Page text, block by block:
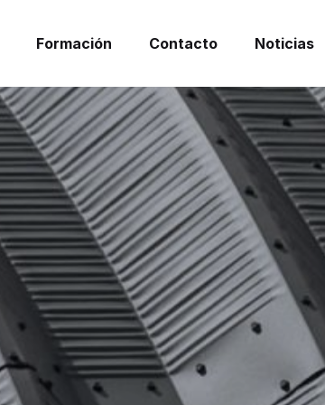
Formación Contacto Noticias